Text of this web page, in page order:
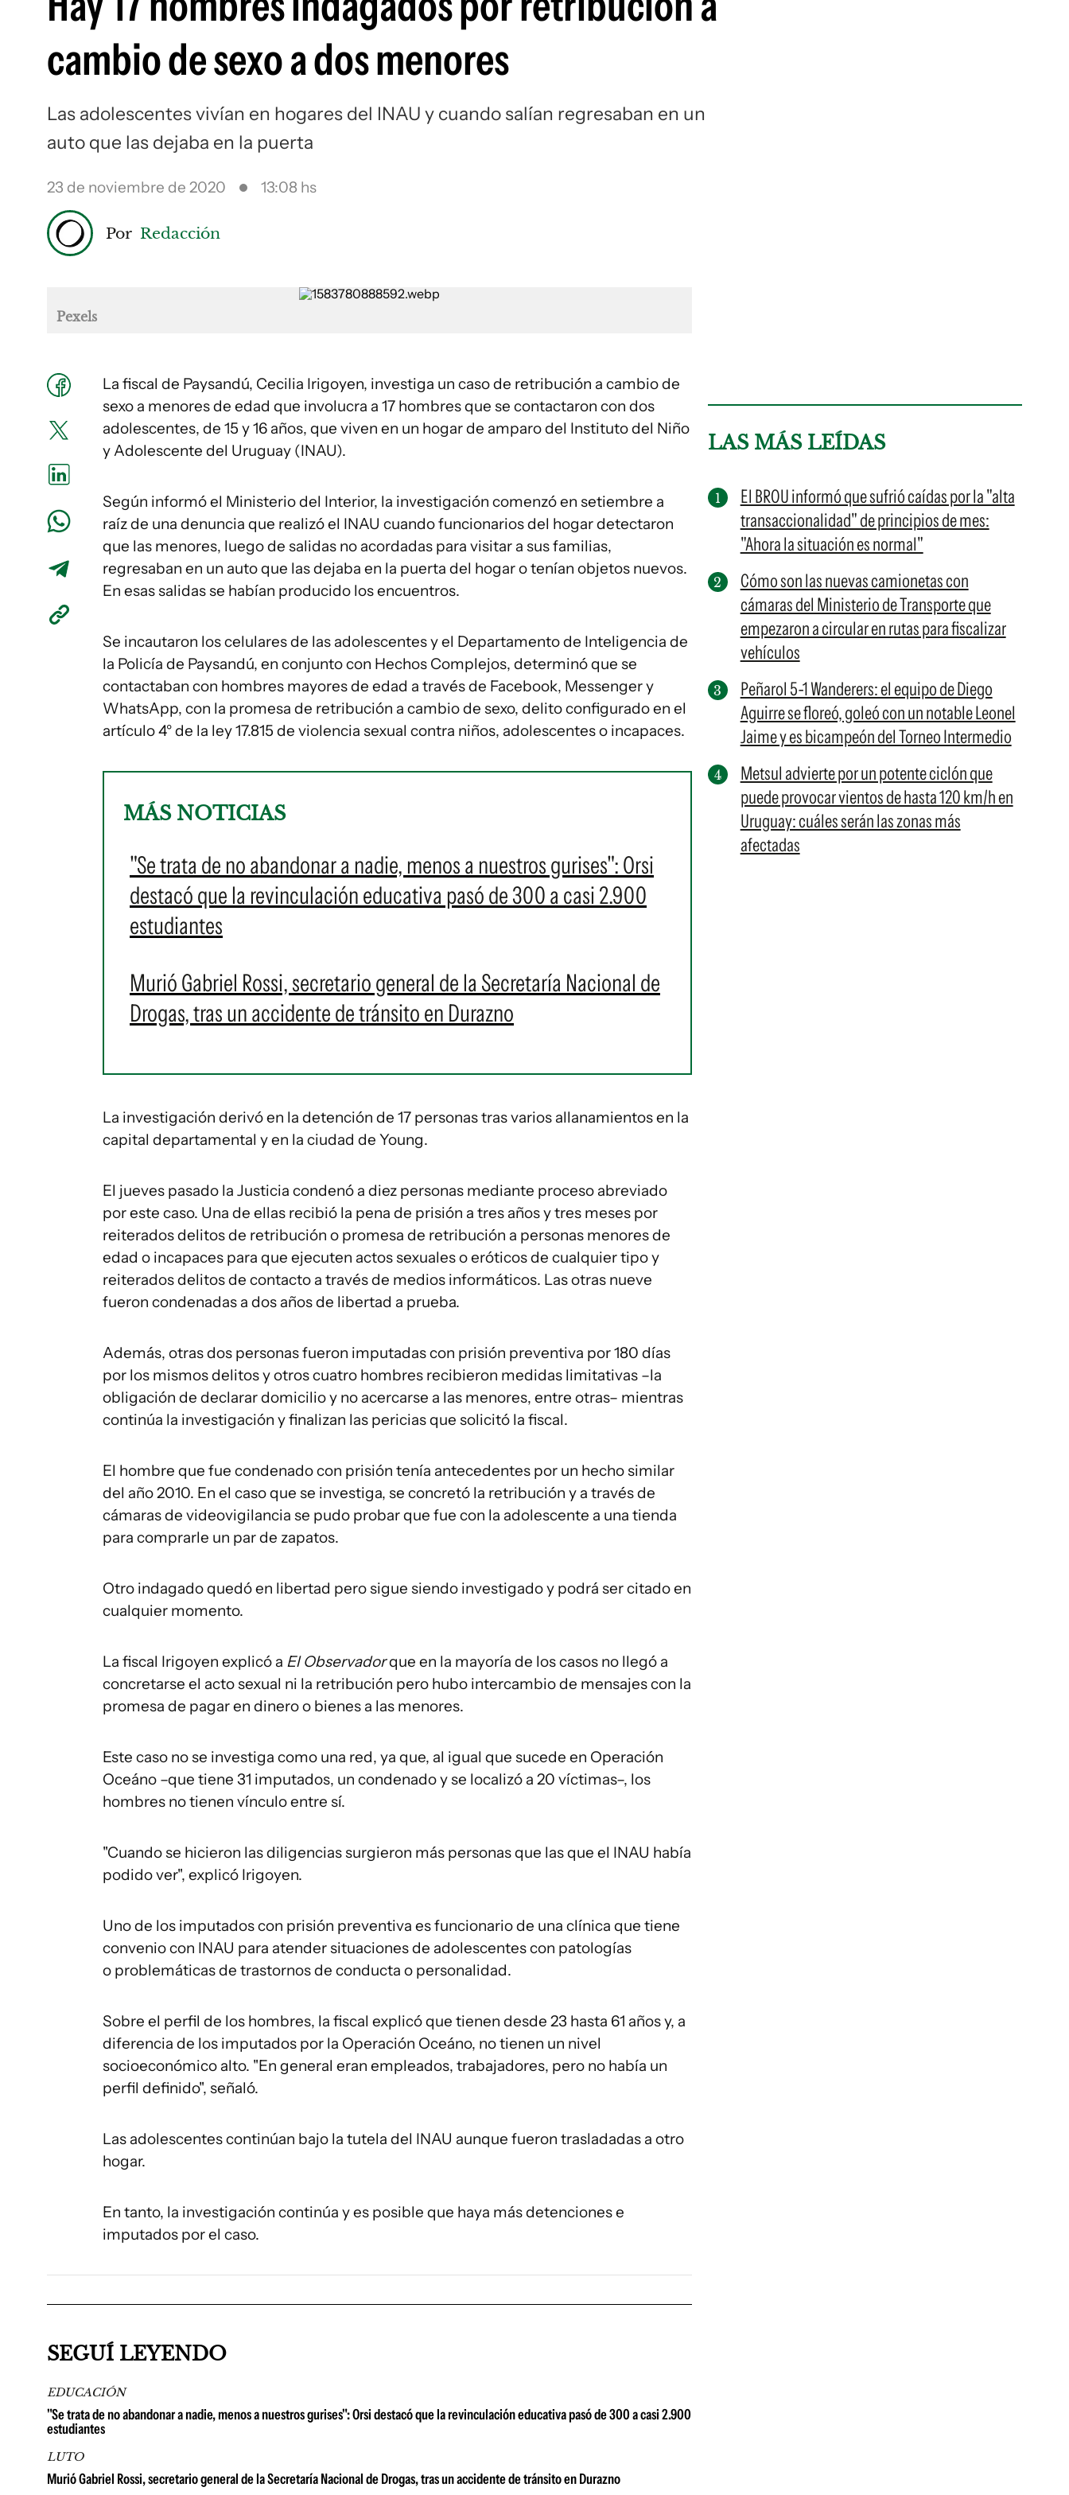
cambio de sexo a dos menores
Las adolescentes vivían en hogares del INAU y cuando salían regresaban en un
auto que las dejaba en la puerta
23 de noviembre de 2020 13:08 hs
Por Redacción
Pexels
La fiscal de Paysandú, Cecilia Irigoyen, investiga un caso de retribución a cambio de
sexo a menores de edad que involucra a 17 hombres que se contactaron con dos
adolescentes, de 15 y 16 años, que viven en un hogar de amparo del Instituto del Niño
y Adolescente del Uruguay (INAU).
Según informó el Ministerio del Interior, la investigación comenzó en setiembre a
raíz de una denuncia que realizó el INAU cuando funcionarios del hogar detectaron
que las menores, luego de salidas no acordadas para visitar a sus familias,
regresaban en un auto que las dejaba en la puerta del hogar o tenían objetos nuevos.
En esas salidas se habían producido los encuentros.
Se incautaron los celulares de las adolescentes y el Departamento de Inteligencia de
la Policía de Paysandú, en conjunto con Hechos Complejos, determinó que se
contactaban con hombres mayores de edad a través de Facebook, Messenger y
WhatsApp, con la promesa de retribución a cambio de sexo, delito configurado en el
artículo 4° de la ley 17.815 de violencia sexual contra niños, adolescentes o incapaces.
MÁS NOTICIAS
"Se trata de no abandonar a nadie, menos a nuestros gurises": Orsi
destacó que la revinculación educativa pasó de 300 a casi 2.900
estudiantes
Murió Gabriel Rossi, secretario general de la Secretaría Nacional de
Drogas, tras un accidente de tránsito en Durazno
La investigación derivó en la detención de 17 personas tras varios allanamientos en la
capital departamental y en la ciudad de Young.
El jueves pasado la Justicia condenó a diez personas mediante proceso abreviado
por este caso. Una de ellas recibió la pena de prisión a tres años y tres meses por
reiterados delitos de retribución o promesa de retribución a personas menores de
edad o incapaces para que ejecuten actos sexuales o eróticos de cualquier tipo y
reiterados delitos de contacto a través de medios informáticos. Las otras nueve
fueron condenadas a dos años de libertad a prueba.
Además, otras dos personas fueron imputadas con prisión preventiva por 180 días
por los mismos delitos y otros cuatro hombres recibieron medidas limitativas –la
obligación de declarar domicilio y no acercarse a las menores, entre otras– mientras
continúa la investigación y finalizan las pericias que solicitó la fiscal.
El hombre que fue condenado con prisión tenía antecedentes por un hecho similar
del año 2010. En el caso que se investiga, se concretó la retribución y a través de
cámaras de videovigilancia se pudo probar que fue con la adolescente a una tienda
para comprarle un par de zapatos.
Otro indagado quedó en libertad pero sigue siendo investigado y podrá ser citado en
cualquier momento.
La fiscal Irigoyen explicó a El Observadorque en la mayoría de los casos no llegó a
concretarse el acto sexual ni la retribución pero hubo intercambio de mensajes con la
promesa de pagar en dinero o bienes a las menores.
Este caso no se investiga como una red, ya que, al igual que sucede en Operación
Oceáno –que tiene 31 imputados, un condenado y se localizó a 20 víctimas–, los
hombres no tienen vínculo entre sí.
"Cuando se hicieron las diligencias surgieron más personas que las que el INAU había
podido ver", explicó Irigoyen.
Uno de los imputados con prisión preventiva es funcionario de una clínica que tiene
convenio con INAU para atender situaciones de adolescentes con patologías
o problemáticas de trastornos de conducta o personalidad.
Sobre el perfil de los hombres, la fiscal explicó que tienen desde 23 hasta 61 años y, a
diferencia de los imputados por la Operación Oceáno, no tienen un nivel
socioeconómico alto. "En general eran empleados, trabajadores, pero no había un
perfil definido", señaló.
Las adolescentes continúan bajo la tutela del INAU aunque fueron trasladadas a otro
hogar.
En tanto, la investigación continúa y es posible que haya más detenciones e
imputados por el caso.
LAS MÁS LEÍDAS
El BROU informó que sufrió caídas por la "alta
transaccionalidad" de principios de mes:
"Ahora la situación es normal"
Cómo son las nuevas camionetas con
cámaras del Ministerio de Transporte que
empezaron a circular en rutas para fiscalizar
vehículos
Peñarol 5-1 Wanderers: el equipo de Diego
Aguirre se floreó, goleó con un notable Leonel
Jaime y es bicampeón del Torneo Intermedio
Metsul advierte por un potente ciclón que
puede provocar vientos de hasta 120 km/h en
Uruguay: cuáles serán las zonas más
afectadas
SEGUÍ LEYENDO
EDUCACIÓN
"Se trata de no abandonar a nadie, menos a nuestros gurises": Orsi destacó que la revinculación educativa pasó de 300 a casi 2.900
estudiantes
LUTO
Murió Gabriel Rossi, secretario general de la Secretaría Nacional de Drogas, tras un accidente de tránsito en Durazno